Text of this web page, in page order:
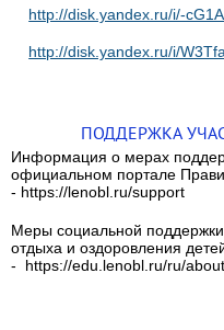
http://disk.yandex.ru/i/-
http://disk.yandex.ru/i/
ПОДДЕРЖКА
Информация о мерах
официальном портале
- https://lenobl.ru/support
Меры социальной
отдыха и оздоровления
- https://edu.lenobl.ru/ru/